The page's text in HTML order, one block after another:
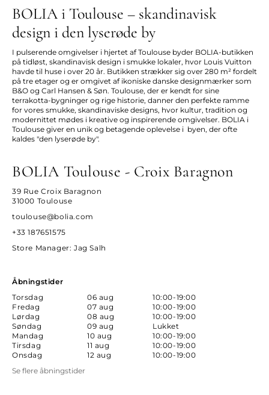
BOLIA i Toulouse – skandinavisk
design i den lyserøde by
I pulserende omgivelser i hjertet af Toulouse byder BOLIA-butikken
på tidløst, skandinavisk design i smukke lokaler, hvor Louis Vuitton
havde til huse i over 20 år. Butikken strækker sig over 280 m² fordelt
på tre etager og er omgivet af ikoniske danske designmærker som
B&O og Carl Hansen & Søn. Toulouse, der er kendt for sine
terrakotta-bygninger og rige historie, danner den perfekte ramme
for vores smukke, skandinaviske designs, hvor kultur, tradition og
modernittet mødes i kreative og inspirerende omgivelser. BOLIA i
Toulouse giver en unik og betagende oplevelse i byen, der ofte
kaldes "den lyserøde by".
BOLIA Toulouse - Croix Baragnon
39 Rue Croix Baragnon
31000 Toulouse
toulouse@bolia.com
+33 187651575
Store Manager: Jag Salh
Åbningstider
Torsdag
06 aug
10:00-19:00
Fredag
07 aug
10:00-19:00
Lørdag
08 aug
10:00-19:00
Søndag
09 aug
Lukket
Mandag
10 aug
10:00-19:00
Tirsdag
11 aug
10:00-19:00
Onsdag
12 aug
10:00-19:00
Se flere åbningstider